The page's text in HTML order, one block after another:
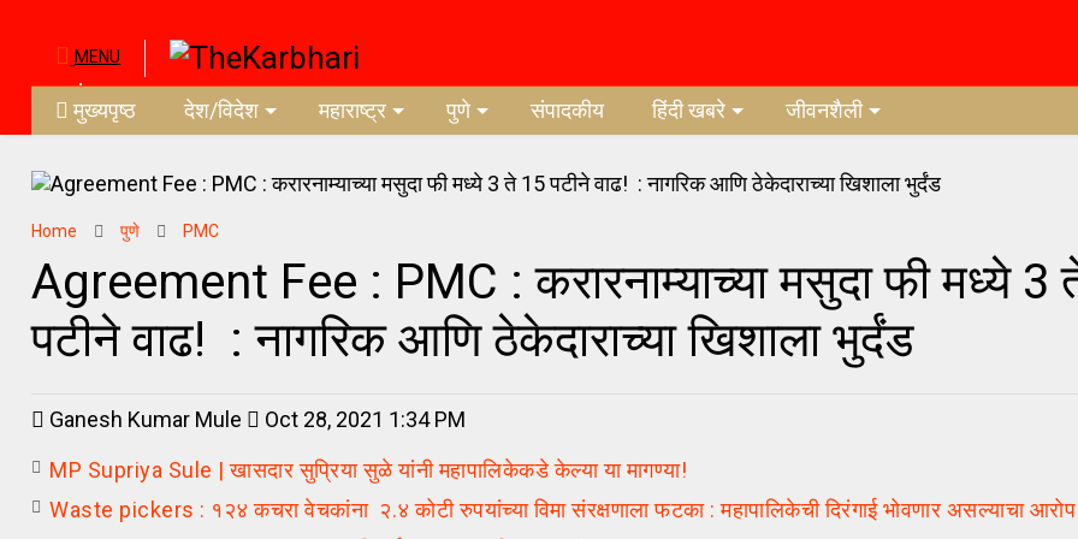
MENU
मुख्यपृष्ठ देश/विदेश महाराष्ट्र पुणे संपादकीय हिंदी खबरे जीवनशैली
Home पुणे PMC
Agreement Fee : PMC : करारनाम्याच्या मसुदा फी मध्ये 3
पटीने वाढ! : नागरिक आणि ठेकेदाराच्या खिशाला भुर्दंड
Ganesh Kumar Mule
Oct 28, 2021 1:34 PM
MP Supriya Sule | खासदार सुप्रिया सुळे यांनी महापालिकेकडे केल्या या मागण्या!
Waste pickers : १२४ कचरा वेचकांना २.४ कोटी रुपयांच्या विमा संरक्षणाला फटका : महापालिकेची दिरंगाई भोवणार असल्याचा आरोप